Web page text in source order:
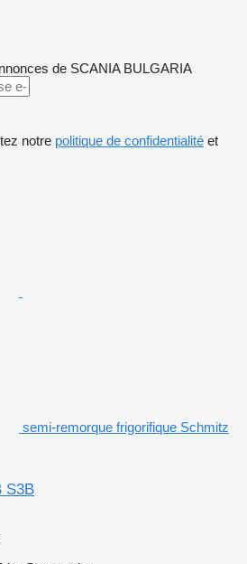
de SCANIA BULGARIA
notre politique de confidentialité et
semi-remorque frigorifique Schmitz
S3B